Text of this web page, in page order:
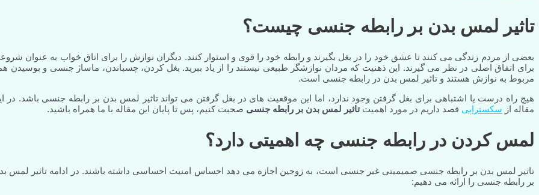
تاثیر لمس بدن بر رابطه جنسی چیست؟
بعضی از مردم زندگی می کنند تا عشق خود را در بغل بگیرند و رابطه خود را قوی و استوار کنند. دیگران نوازش را برای اتاق خواب به عنوان
برای اتفاق اصلی در نظر می گیرند. این ذهنیت که مردان نوازشگر طبیعی نیستند را از یاد ببرید. بغل کردن، چسباندن، ماساژ جنسی و بوسیدن
مربوط به نوازش هستند و تاثیر لمس بدن در رابطه جنسی است.
هیچ راه درست یا اشتباهی برای بغل گرفتن وجود ندارد، اما این موقعیت های در بغل گرفتن می تواند تاثیر لمس بدن بر رابطه جنسی باشد. در
مقاله از سکستراپی قصد داریم در مورد اهمیتتاثیر لمس بدن بر رابطه جنسی صحبت کنیم، پس تا پایان این مقاله با ما همراه باشید.
لمس کردن در رابطه جنسی چه اهمیتی دارد؟
تاثیر لمس بدن بر رابطه جنسی صمیمیتی غیر جنسی است، به زوجین اجازه می دهد احساس امنیت احساسی داشته باشند. در ادامه تاثیر لمس
بر رابطه جنسی را ارائه می دهیم: